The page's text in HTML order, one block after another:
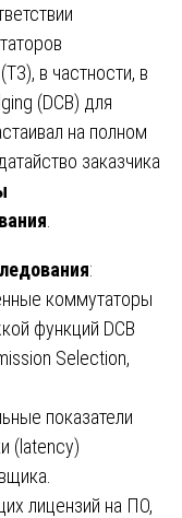
в частности, в
(DCB) для
на полном
заказчика
:
коммутаторы
функций DCB
Selection,
показатели
(latency)
лицензий на ПО,